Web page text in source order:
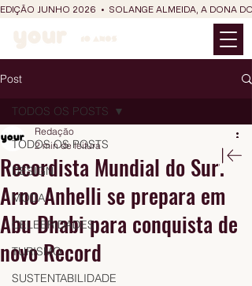
EDIÇÃO JUNHO 2026  •  SOLANGE ALMEIDA, A DONA
Post
TODOS OS POSTS
DESIGN
MODA
CELEBRIDADES
TURISMO
SUSTENTABILIDADE
TODOS OS POSTS
Recordista Mundial do Surf
Arno Anhelli se prepara em
Abu Dhabi para conquista de
novo Record
Redação
2 min de leitura